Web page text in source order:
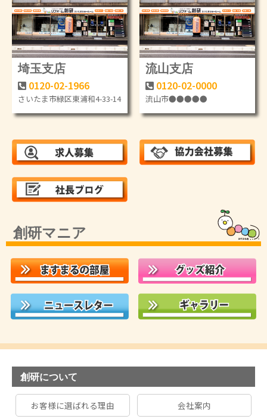
埼玉支店
0120-02-1966
さいたま市緑区東浦和4-33-14
流山支店
0120-02-0000
流山市●●●●●
創研マニア
創研について
お客様に選ばれる理由 会社案内